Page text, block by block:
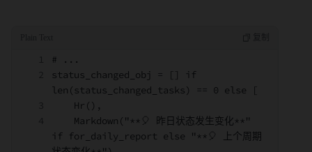
# ...
status_changed_obj = [] if
len(status_changed_tasks) == 0 else [
    Hr(),
    Markdown("**🎈 昨日状态发生变化**"
if for_daily_report else "**🎈 上个周期